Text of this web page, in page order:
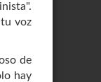
tu voz
de
hay